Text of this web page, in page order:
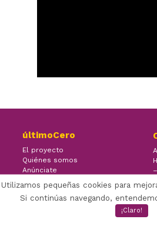
últimoCero
El proyecto
Quiénes somos
Anúnciate
Utilizamos pequeñas cookies para
Si continúas navegando,
¡Claro!